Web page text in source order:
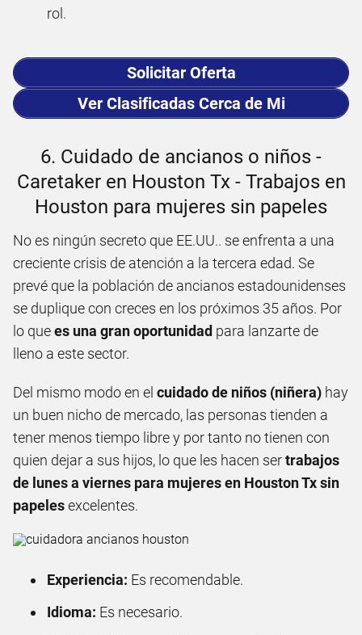
rol.
Solicitar Oferta
Ver Clasificadas Cerca de Mi
6. Cuidado de ancianos o niños -
Caretaker en Houston Tx - Trabajos en
Houston para mujeres sin papeles
No es ningún secreto que EE.UU.. se enfrenta a una
creciente crisis de atención a la tercera edad. Se
prevé que la población de ancianos estadounidenses
se duplique con creces en los próximos 35 años. Por
lo quees una gran oportunidad para lanzarte de
lleno a este sector.
Del mismo modo en el cuidado de niños (niñera) hay
un buen nicho de mercado, las personas tienden a
tener menos tiempo libre y por tanto no tienen con
quien dejar a sus hijos, lo que les hacen sertrabajos
de lunes a viernes para mujeres en Houston Tx sin
papelesexcelentes.
Experiencia: Es recomendable.
Idioma: Es necesario.